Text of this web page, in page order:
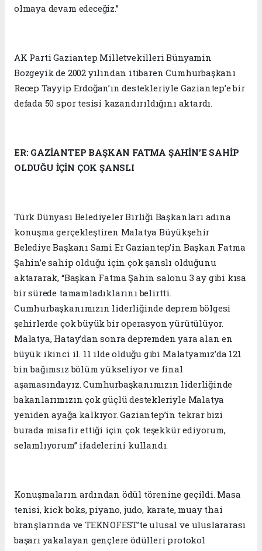
olmaya devam edeceğiz.”
AK Parti Gaziantep Milletvekilleri Bünyamin
Bozgeyik de 2002 yılından itibaren Cumhurbaşkanı
Recep Tayyip Erdoğan’ın destekleriyle Gaziantep’e bir
defada 50 spor tesisi kazandırıldığını aktardı.
ER: GAZİANTEP BAŞKAN FATMA ŞAHİN’E SAHİP
OLDUĞU İÇİN ÇOK ŞANSLI
Türk Dünyası Belediyeler Birliği Başkanları adına
konuşma gerçekleştiren Malatya Büyükşehir
Belediye Başkanı Sami Er Gaziantep’in Başkan Fatma
Şahin’e sahip olduğu için çok şanslı olduğunu
aktararak, “Başkan Fatma Şahin salonu 3 ay gibi kısa
bir sürede tamamladıklarını belirtti.
Cumhurbaşkanımızın liderliğinde deprem bölgesi
şehirlerde çok büyük bir operasyon yürütülüyor.
Malatya, Hatay’dan sonra depremden yara alan en
büyük ikinci il. 11 ilde olduğu gibi Malatyamız’da 121
bin bağımsız bölüm yükseliyor ve final
aşamasındayız. Cumhurbaşkanımızın liderliğinde
bakanlarımızın çok güçlü destekleriyle Malatya
yeniden ayağa kalkıyor. Gaziantep’in tekrar bizi
burada misafir ettiği için çok teşekkür ediyorum,
selamlıyorum” ifadelerini kullandı.
Konuşmaların ardından ödül törenine geçildi. Masa
tenisi, kick boks, piyano, judo, karate, muay thai
branşlarında ve TEKNOFEST’te ulusal ve uluslararası
başarı yakalayan gençlere ödülleri protokol